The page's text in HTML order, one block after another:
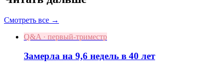
Смотреть все →
Q&A · первый-триместр
Замерла на 9,6 недель в 40 лет